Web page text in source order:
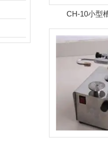
CH-10小型